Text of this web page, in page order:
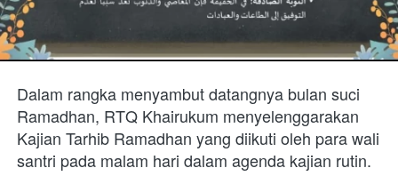
Dalam rangka menyambut datangnya bulan suci
Ramadhan, RTQ Khairukum menyelenggarakan
Kajian Tarhib Ramadhan yang diikuti oleh para wali
santri pada malam hari dalam agenda kajian rutin.